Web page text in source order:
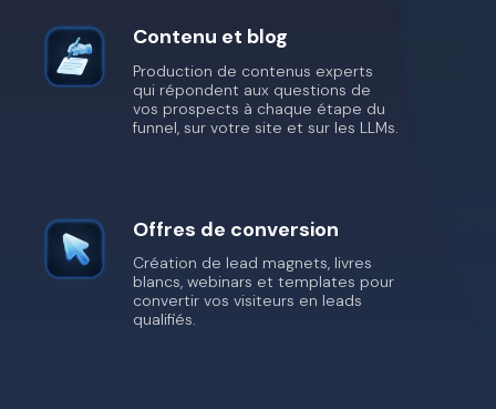
Contenu et blog
Production de contenus experts
qui répondent aux questions de
vos prospects à chaque étape du
funnel, sur votre site et sur les LLMs.
Offres de conversion
Création de lead magnets, livres
blancs, webinars et templates pour
convertir vos visiteurs en leads
qualifiés.